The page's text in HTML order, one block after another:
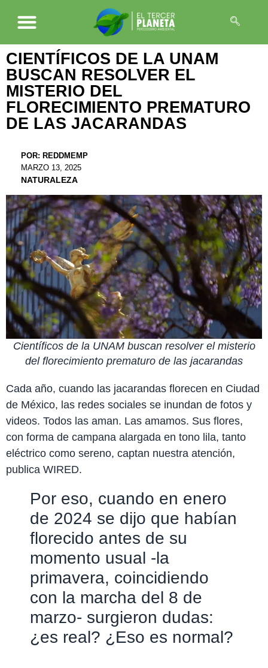
CIENTÍFICOS DE LA UNAM
BUSCAN RESOLVER EL
MISTERIO DEL
FLORECIMIENTO PREMATURO
DE LAS JACARANDAS
POR: REDDMEMP
MARZO 13, 2025
NATURALEZA
Científicos de la UNAM buscan resolver el misterio
del florecimiento prematuro de las jacarandas
Cada año, cuando las jacarandas florecen en Ciudad
de México, las redes sociales se inundan de fotos y
videos. Todos las aman. Las amamos. Sus flores,
con forma de campana alargada en tono lila, tanto
eléctrico como sereno, captan nuestra atención,
publica WIRED.
Por eso, cuando en enero
de 2024 se dijo que habían
florecido antes de su
momento usual -la
primavera, coincidiendo
con la marcha del 8 de
marzo- surgieron dudas:
¿es real? ¿Eso es normal?